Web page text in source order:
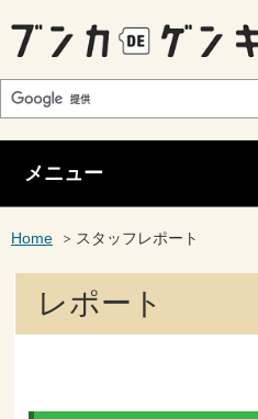
メニュー
Home スタッフレポート
レポート